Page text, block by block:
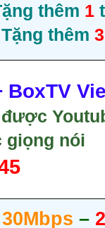
thêm 1
Tặng thêm 3
BoxTV
giọng nói
30Mbps –